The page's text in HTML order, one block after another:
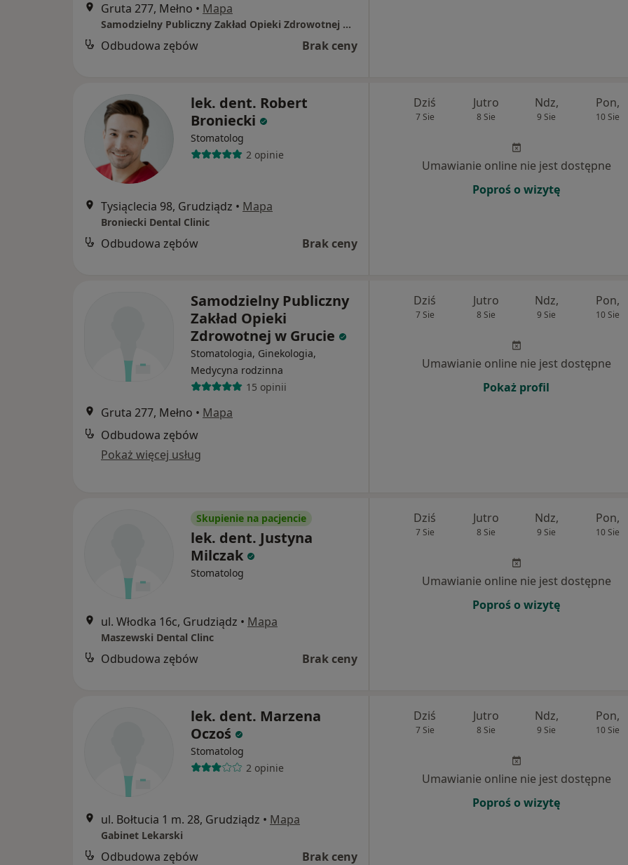
Gruta 277, Mełno • Mapa
Samodzielny Publiczny Zakład Opieki Zdrowotnej w Grucie
Odbudowa zębów Brak ceny
lek. dent. Robert
Broniecki
Stomatolog
2 opinie
Tysiąclecia 98, Grudziądz • Mapa
Broniecki Dental Clinic
Odbudowa zębów Brak ceny
Dziś
7 Sie
Jutro
8 Sie
Ndz,
9 Sie
Pon,
10 Sie
Umawianie online nie jest dostępne
Poproś o wizytę
Samodzielny Publiczny
Zakład Opieki
Zdrowotnej w Grucie
Stomatologia, Ginekologia,
Medycyna rodzinna
15 opinii
Gruta 277, Mełno • Mapa
Odbudowa zębów
Pokaż więcej usług
Dziś
7 Sie
Jutro
8 Sie
Ndz,
9 Sie
Pon,
10 Sie
Umawianie online nie jest dostępne
Pokaż profil
Skupienie na pacjencie
lek. dent. Justyna
Milczak
Stomatolog
ul. Włodka 16c, Grudziądz • Mapa
Maszewski Dental Clinc
Odbudowa zębów Brak ceny
Dziś
7 Sie
Jutro
8 Sie
Ndz,
9 Sie
Pon,
10 Sie
Umawianie online nie jest dostępne
Poproś o wizytę
lek. dent. Marzena
Oczoś
Stomatolog
2 opinie
ul. Bołtucia 1 m. 28, Grudziądz • Mapa
Gabinet Lekarski
Odbudowa zębów Brak ceny
Dziś
7 Sie
Jutro
8 Sie
Ndz,
9 Sie
Pon,
10 Sie
Umawianie online nie jest dostępne
Poproś o wizytę